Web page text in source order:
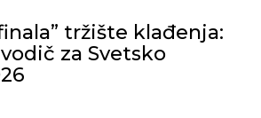
tržište klađenja:
za Svetsko